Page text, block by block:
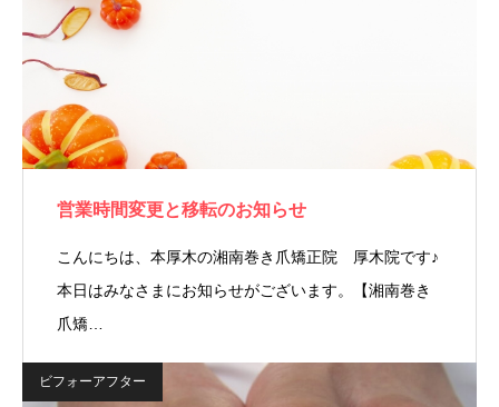
営業時間変更と移転のお知らせ
こんにちは、本厚木の湘南巻き爪矯正院 厚木院です♪
本日はみなさまにお知らせがございます。【湘南巻き
爪矯…
ビフォーアフター